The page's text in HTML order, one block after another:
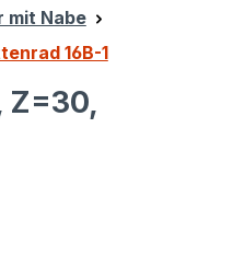
mit Nabe
16B-1
Z=30,